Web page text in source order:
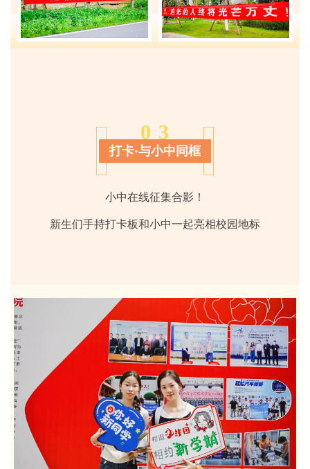
0 3
打卡·与小中同框
小中在线征集合影！
新生们手持打卡板和小中一起亮相校园地标